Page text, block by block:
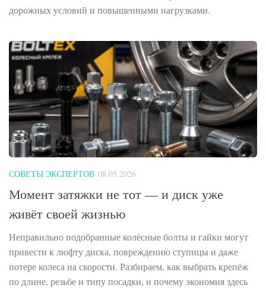
дорожных условий и повышенными нагрузками.
СОВЕТЫ ЭКСПЕРТОВ 08.05.2026
Момент затяжки не тот — и диск уже
живёт своей жизнью
Неправильно подобранные колёсные болты и гайки могут
привести к люфту диска, повреждению ступицы и даже
потере колеса на скорости. Разбираем, как выбрать крепёж
по длине, резьбе и типу посадки, и почему экономия здесь